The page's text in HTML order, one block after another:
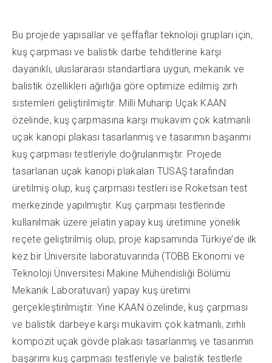
Bu projede yapısallar ve şeffaflar teknoloji grupları için,
kuş çarpması ve balistik darbe tehditlerine karşı
dayanıklı, uluslararası standartlara uygun, mekanik ve
balistik özellikleri ağırlığa göre optimize edilmiş zırh
sistemleri geliştirilmiştir. Milli Muharip Uçak KAAN
özelinde, kuş çarpmasına karşı mukavim çok katmanlı
uçak kanopi plakası tasarlanmış ve tasarımın başarımı
kuş çarpması testleriyle doğrulanmıştır. Projede
tasarlanan uçak kanopi plakaları TUSAŞ tarafından
üretilmiş olup, kuş çarpması testleri ise Roketsan test
merkezinde yapılmıştır. Kuş çarpması testlerinde
kullanılmak üzere jelatin yapay kuş üretimine yönelik
reçete geliştirilmiş olup, proje kapsamında Türkiye’de ilk
kez bir Üniversite laboratuvarında (TOBB Ekonomi ve
Teknoloji Üniversitesi Makine Mühendisliği Bölümü
Mekanik Laboratuvarı) yapay kuş üretimi
gerçekleştirilmiştir. Yine KAAN özelinde, kuş çarpması
ve balistik darbeye karşı mukavim çok katmanlı, zırhlı
kompozit uçak gövde plakası tasarlanmış ve tasarımın
başarımı kuş çarpması testleriyle ve balistik testlerle